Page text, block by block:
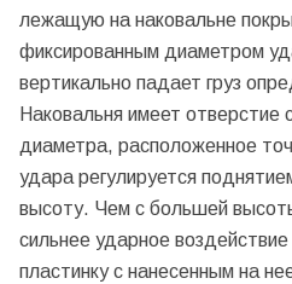
лежащую на наковальне
фиксированным диаметром
вертикально падает груз
Наковальня имеет отверстие
диаметра, расположенное
удара регулируется
высоту. Чем с большей
сильнее ударное
пластинку с нанесенным на